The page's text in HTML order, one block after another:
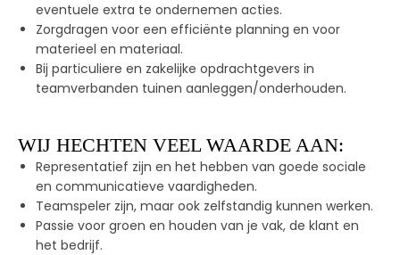
eventuele extra te ondernemen acties.
Zorgdragen voor een efficiënte planning en voor
materieel en materiaal.
Bij particuliere en zakelijke opdrachtgevers in
teamverbanden tuinen aanleggen/onderhouden.
WIJ HECHTEN VEEL WAARDE AAN:
Representatief zijn en het hebben van goede sociale
en communicatieve vaardigheden.
Teamspeler zijn, maar ook zelfstandig kunnen werken.
Passie voor groen en houden van je vak, de klant en
het bedrijf.